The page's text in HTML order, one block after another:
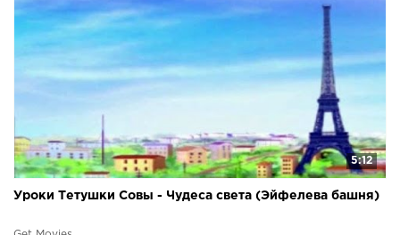
5:12
Уроки Тетушки Совы - Чудеса света (Эйфелева башня)